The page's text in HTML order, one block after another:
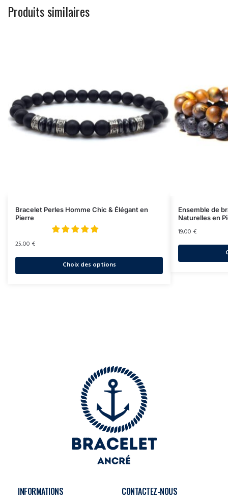
Produits similaires
Bracelet Perles Homme Chic & Élégant en
Pierre
25,00 €
Choix des options
Ensemble de
Naturelles en
19,00 €
INFORMATIONS CONTACTEZ-NOUS